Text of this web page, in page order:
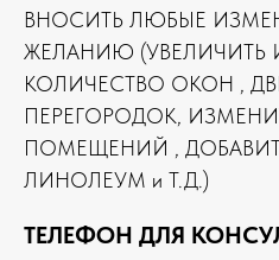
ВНОСИТЬ ЛЮБЫЕ
ЖЕЛАНИЮ (УВЕЛИЧИТЬ
КОЛИЧЕСТВО ОКОН ,
ПЕРЕГОРОДОК,
ПОМЕЩЕНИЙ ,
ЛИНОЛЕУМ и Т.Д.)
ТЕЛЕФОН ДЛЯ